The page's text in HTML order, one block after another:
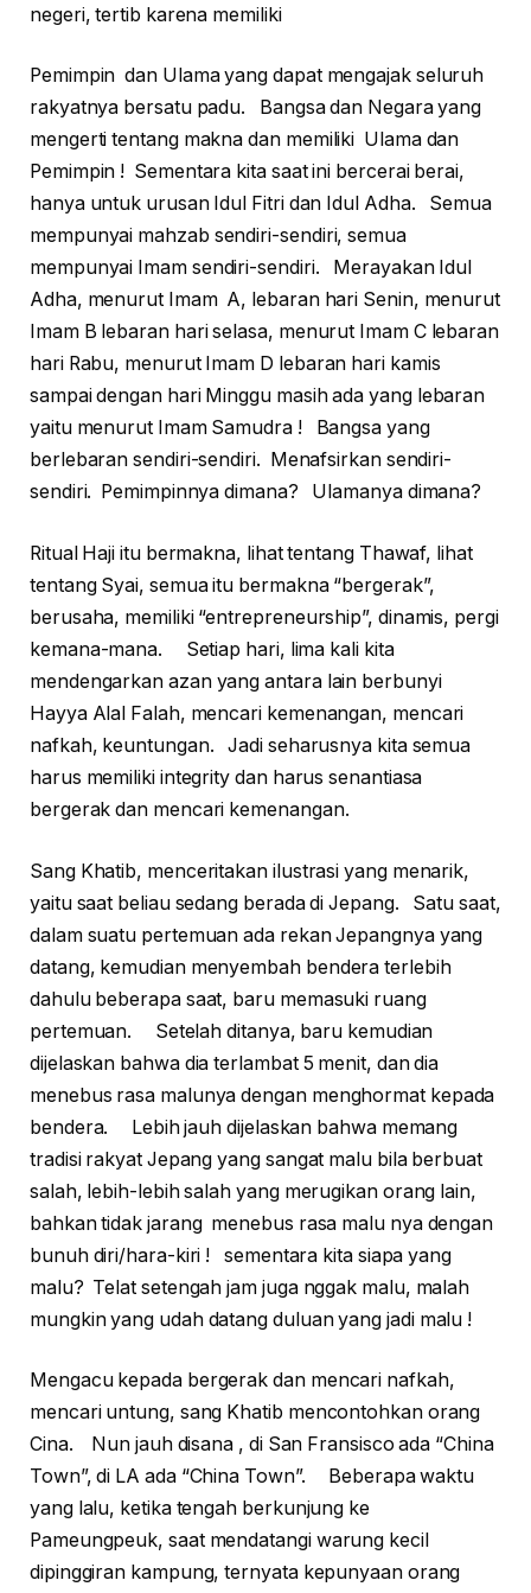
negeri, tertib karena memiliki
Pemimpin dan Ulama yang dapat mengajak seluruh
rakyatnya bersatu padu. Bangsa dan Negara yang
mengerti tentang makna dan memiliki Ulama dan
Pemimpin ! Sementara kita saat ini bercerai berai,
hanya untuk urusan Idul Fitri dan Idul Adha. Semua
mempunyai mahzab sendiri-sendiri, semua
mempunyai Imam sendiri-sendiri. Merayakan Idul
Adha, menurut Imam A, lebaran hari Senin, menurut
Imam B lebaran hari selasa, menurut Imam C lebaran
hari Rabu, menurut Imam D lebaran hari kamis
sampai dengan hari Minggu masih ada yang lebaran
yaitu menurut Imam Samudra ! Bangsa yang
berlebaran sendiri-sendiri. Menafsirkan sendiri-
sendiri. Pemimpinnya dimana? Ulamanya dimana?
Ritual Haji itu bermakna, lihat tentang Thawaf, lihat
tentang Syai, semua itu bermakna “bergerak”,
berusaha, memiliki “entrepreneurship”, dinamis, pergi
kemana-mana. Setiap hari, lima kali kita
mendengarkan azan yang antara lain berbunyi
Hayya Alal Falah, mencari kemenangan, mencari
nafkah, keuntungan. Jadi seharusnya kita semua
harus memiliki integrity dan harus senantiasa
bergerak dan mencari kemenangan.
Sang Khatib, menceritakan ilustrasi yang menarik,
yaitu saat beliau sedang berada di Jepang. Satu saat,
dalam suatu pertemuan ada rekan Jepangnya yang
datang, kemudian menyembah bendera terlebih
dahulu beberapa saat, baru memasuki ruang
pertemuan. Setelah ditanya, baru kemudian
dijelaskan bahwa dia terlambat 5 menit, dan dia
menebus rasa malunya dengan menghormat kepada
bendera. Lebih jauh dijelaskan bahwa memang
tradisi rakyat Jepang yang sangat malu bila berbuat
salah, lebih-lebih salah yang merugikan orang lain,
bahkan tidak jarang menebus rasa malu nya dengan
bunuh diri/hara-kiri ! sementara kita siapa yang
malu? Telat setengah jam juga nggak malu, malah
mungkin yang udah datang duluan yang jadi malu !
Mengacu kepada bergerak dan mencari nafkah,
mencari untung, sang Khatib mencontohkan orang
Cina. Nun jauh disana , di San Fransisco ada “China
Town”, di LA ada “China Town”. Beberapa waktu
yang lalu, ketika tengah berkunjung ke
Pameungpeuk, saat mendatangi warung kecil
dipinggiran kampung, ternyata kepunyaan orang